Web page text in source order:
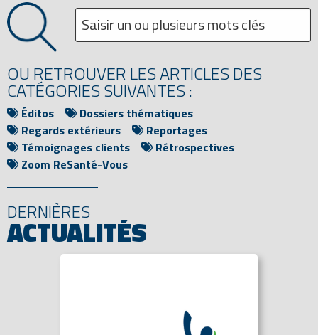
OU RETROUVER LES ARTICLES DES
CATÉGORIES SUIVANTES :
Éditos
Dossiers thématiques
Regards extérieurs
Reportages
Témoignages clients
Rétrospectives
Zoom ReSanté-Vous
DERNIÈRES
ACTUALITÉS